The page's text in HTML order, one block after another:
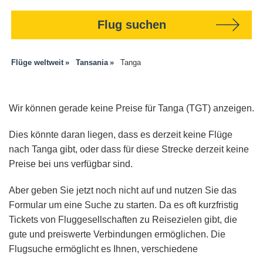
Flug suchen
Flüge weltweit Tansania Tanga
Wir können gerade keine Preise für Tanga (TGT) anzeigen.
Dies könnte daran liegen, dass es derzeit keine Flüge
nach Tanga gibt, oder dass für diese Strecke derzeit keine
Preise bei uns verfügbar sind.
Aber geben Sie jetzt noch nicht auf und nutzen Sie das
Formular um eine Suche zu starten. Da es oft kurzfristig
Tickets von Fluggesellschaften zu Reisezielen gibt, die
gute und preiswerte Verbindungen ermöglichen. Die
Flugsuche ermöglicht es Ihnen, verschiedene